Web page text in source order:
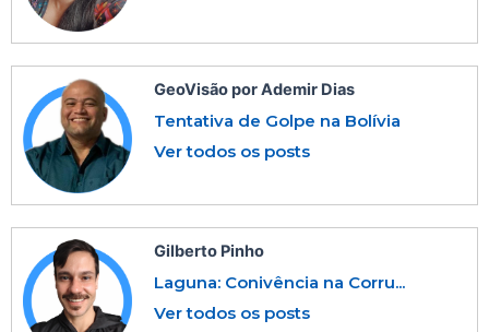
GeoVisão por Ademir Dias
Tentativa de Golpe na Bolívia
Ver todos os posts
Gilberto Pinho
Laguna: Conivência na Corru...
Ver todos os posts